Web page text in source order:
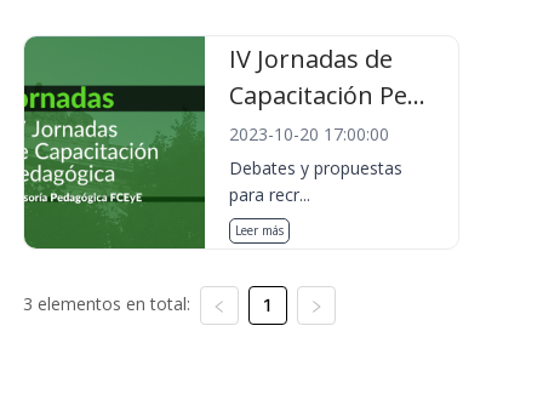
IV Jornadas de
Capacitación Pe...
2023-10-20 17:00:00
Debates y propuestas
para recr...
Leer más
3 elementos en total: 1